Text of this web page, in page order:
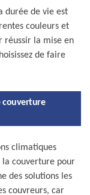
durée de vie est
couleurs et
réussir la mise en
de faire
couverture
climatiques
la couverture pour
des solutions les
couvreurs, car